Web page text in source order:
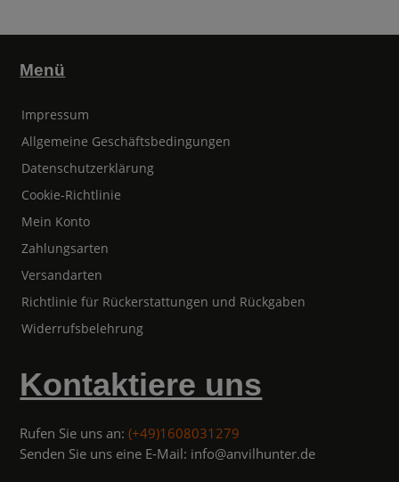
Menü
Impressum
Allgemeine Geschäftsbedingungen
Datenschutzerklärung
Cookie-Richtlinie
Mein Konto
Zahlungsarten
Versandarten
Richtlinie für Rückerstattungen und Rückgaben
Widerrufsbelehrung
Kontaktiere uns
Rufen Sie uns an: (+49)1608031279
Senden Sie uns eine E-Mail: info@anvilhunter.de